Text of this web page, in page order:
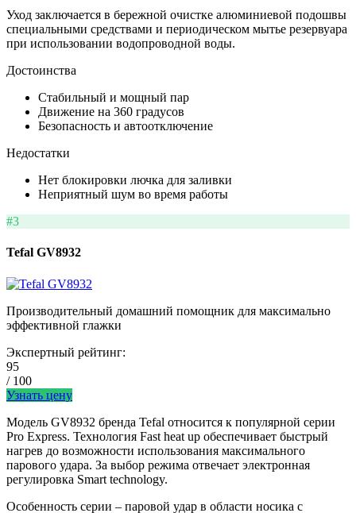
Уход заключается в бережной очистке алюминиевой подошвы
специальными средствами и периодическом мытье резервуара
при использовании водопроводной воды.
Достоинства
Стабильный и мощный пар
Движение на 360 градусов
Безопасность и автоотключение
Недостатки
Нет блокировки лючка для заливки
Неприятный шум во время работы
#3
Tefal GV8932
Производительный домашний помощник для максимально
эффективной глажки
Экспертный рейтинг:
95
/ 100
Узнать цену
Модель GV8932 бренда Tefal относится к популярной серии
Pro Express. Технология Fast heat up обеспечивает быстрый
нагрев до возможности использования максимального
парового удара. За выбор режима отвечает электронная
регулировка Smart technology.
Особенность серии – паровой удар в области носика с